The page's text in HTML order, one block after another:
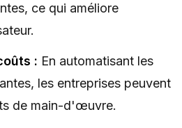
ce qui améliore
: En automatisant les
les entreprises peuvent
de main-d'œuvre.